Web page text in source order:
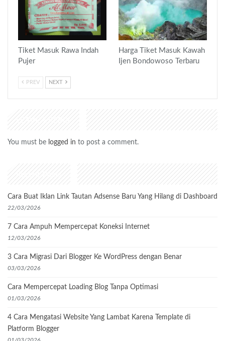
Tiket Masuk Rawa Indah
Pujer
Harga Tiket Masuk Kawah
Ijen Bondowoso Terbaru
PREV NEXT
LEAVE A REPLY
You must be logged in to post a comment.
Recent Posts
Cara Buat Iklan Link Tautan Adsense Baru Yang Hilang di Dashboard
22/03/2026
7 Cara Ampuh Mempercepat Koneksi Internet
12/03/2026
3 Cara Migrasi Dari Blogger Ke WordPress dengan Benar
03/03/2026
Cara Mempercepat Loading Blog Tanpa Optimasi
01/03/2026
4 Cara Mengatasi Website Yang Lambat Karena Template di
Platform Blogger